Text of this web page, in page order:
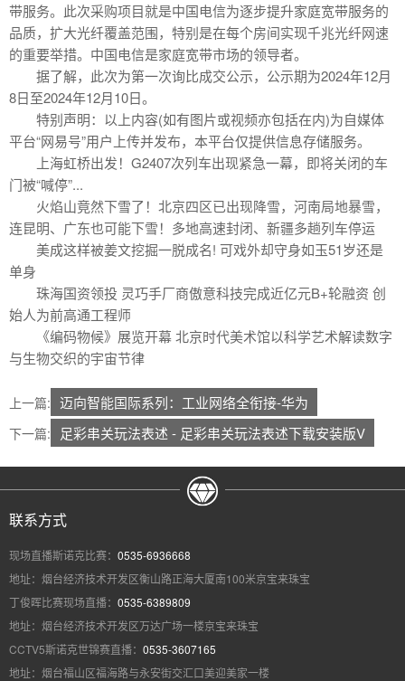
带服务。此次采购项目就是中国电信为逐步提升家庭宽带服务的
品质，扩大光纤覆盖范围，特别是在每个房间实现千兆光纤网速
的重要举措。中国电信是家庭宽带市场的领导者。
据了解，此次为第一次询比成交公示，公示期为2024年12月
8日至2024年12月10日。
特别声明：以上内容(如有图片或视频亦包括在内)为自媒体
平台“网易号”用户上传并发布，本平台仅提供信息存储服务。
上海虹桥出发！G2407次列车出现紧急一幕，即将关闭的车
门被“喊停”...
火焰山竟然下雪了！北京四区已出现降雪，河南局地暴雪，
连昆明、广东也可能下雪！多地高速封闭、新疆多趟列车停运
美成这样被姜文挖掘一脱成名! 可戏外却守身如玉51岁还是
单身
珠海国资领投 灵巧手厂商傲意科技完成近亿元B+轮融资 创
始人为前高通工程师
《编码物候》展览开幕 北京时代美术馆以科学艺术解读数字
与生物交织的宇宙节律
上一篇: 迈向智能国际系列：工业网络全衔接-华为
下一篇: 足彩串关玩法表述 - 足彩串关玩法表述下载安装版V
联系方式
现场直播斯诺克比赛： 0535-6936668
地址：烟台经济技术开发区衡山路正海大厦南100米京宝来珠宝
丁俊晖比赛现场直播： 0535-6389809
地址：烟台经济技术开发区万达广场一楼京宝来珠宝
CCTV5斯诺克世锦赛直播： 0535-3607165
地址：烟台福山区福海路与永安街交汇口美迎美家一楼